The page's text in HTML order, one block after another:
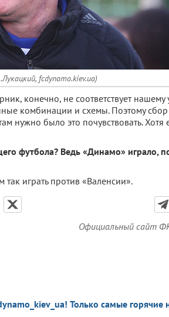
fcdynamo.kiev.ua)
конечно, не соответствует
комбинации и схемы. Поэтому
нужно было это почувствовать. Хотя
футбола? Ведь «Динамо» играло,
играть против «Валенсии».
Официальный сайт
Только самые горячие